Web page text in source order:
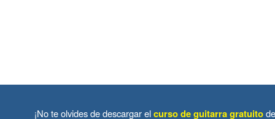
¡No te olvides de descargar elcurso de guitarra gratuito